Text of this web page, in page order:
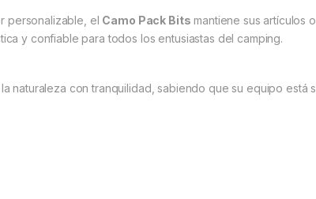
personalizable, el Camo Pack Bits mantiene sus artículos
y confiable para todos los entusiastas del camping.
naturaleza con tranquilidad, sabiendo que su equipo está